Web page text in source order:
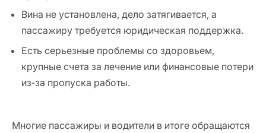
Вина не установлена, дело затягивается, а
пассажиру требуется юридическая поддержка.
Есть серьезные проблемы со здоровьем,
крупные счета за лечение или финансовые потери
из‑за пропуска работы.
Многие пассажиры и водители в итоге обращаются